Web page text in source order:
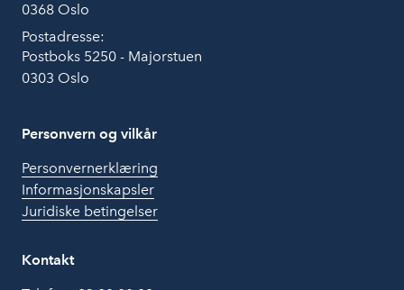
0368 Oslo
Postadresse:
Postboks 5250 - Majorstuen
0303 Oslo
Personvern og vilkår
Personvernerklæring
Informasjonskapsler
Juridiske betingelser
Kontakt